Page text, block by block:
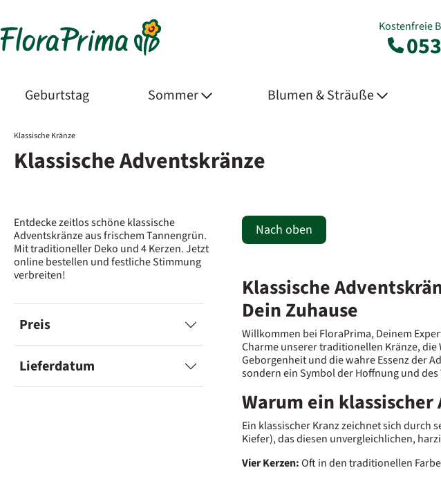
Kostenfreie
Geburtstag Sommer Blumen & Sträuße
Klassische Kränze
Klassische Adventskränze
Entdecke zeitlos schöne klassische
Adventskränze aus frischem Tannengrün.
Mit traditioneller Deko und 4 Kerzen. Jetzt
online bestellen und festliche Stimmung
verbreiten!
Preis
Lieferdatum
Nach oben
Klassische
Dein Zuhause
Willkommen bei FloraPrima, Deinem
Charme unserer traditionellen Kränze, die
Geborgenheit und die wahre Essenz der
sondern ein Symbol der Hoffnung und des
Warum ein
Ein klassischer Kranz zeichnet sich durch
Kiefer), das diesen unvergleichlichen,
Vier Kerzen:Oft in den traditionellen